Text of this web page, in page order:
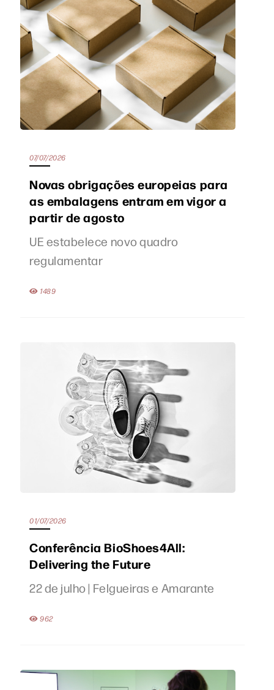
07/07/2026
Novas obrigações europeias para
as embalagens entram em vigor a
partir de agosto
UE estabelece novo quadro
regulamentar
1489
01/07/2026
Conferência BioShoes4All:
Delivering the Future
22 de julho | Felgueiras e Amarante
962